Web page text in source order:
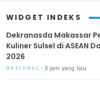
WIDGET INDEKS
Dekranasda Makassar
Kuliner Sulsel di ASEAN
2026
NASIONAL 3 jam yang lalu